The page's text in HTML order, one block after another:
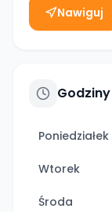
Nawiguj
Poniedziałek
Wtorek
Środa